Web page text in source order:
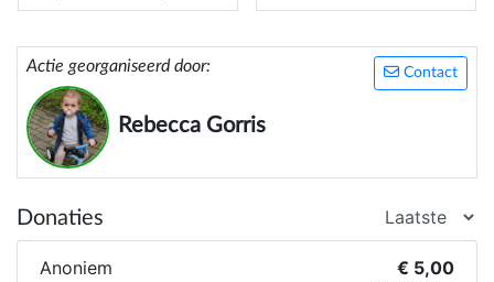
Contact
Actie georganiseerd door:
Rebecca Gorris
Donaties
Anoniem € 5,00